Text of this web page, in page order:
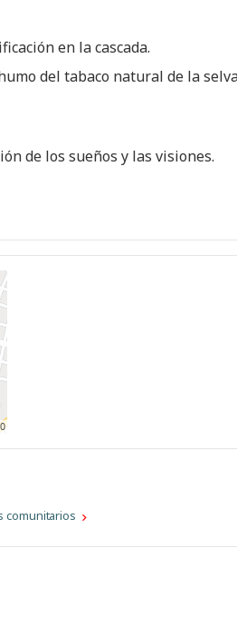
en la cascada.
del tabaco natural de la
de los sueños y las visiones.
comunitarios